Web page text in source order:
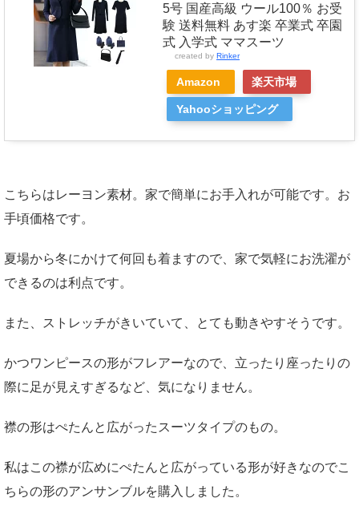
5号 国産高級 ウール100％ お受
験 送料無料 あす楽 卒業式 卒園
式 入学式 ママスーツ
created by Rinker
Amazon 楽天市場
Yahooショッピング
こちらはレーヨン素材。家で簡単にお手入れが可能です。お
手頃価格です。
夏場から冬にかけて何回も着ますので、家で気軽にお洗濯が
できるのは利点です。
また、ストレッチがきいていて、とても動きやすそうです。
かつワンピースの形がフレアーなので、立ったり座ったりの
際に足が見えすぎるなど、気になりません。
襟の形はぺたんと広がったスーツタイプのもの。
私はこの襟が広めにぺたんと広がっている形が好きなのでこ
ちらの形のアンサンブルを購入しました。